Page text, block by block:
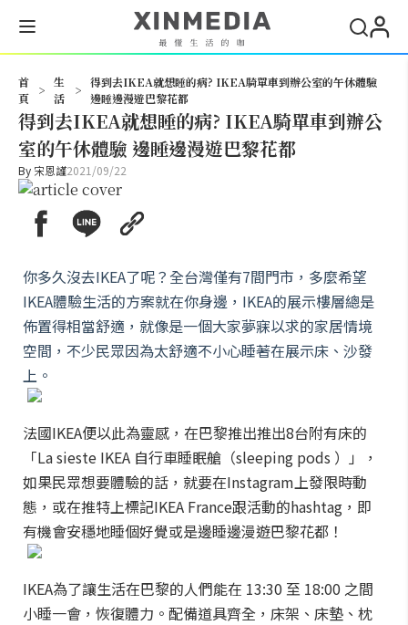
首
頁
>
生
活
>
得到去IKEA就想睡的病? IKEA騎單車到辦公室的午休體驗
邊睡邊漫遊巴黎花都
得到去IKEA就想睡的病? IKEA騎單車到辦公
室的午休體驗 邊睡邊漫遊巴黎花都
By 宋恩謹2021/09/22
你多久沒去IKEA了呢？全台灣僅有7間門市，多麼希望
IKEA體驗生活的方案就在你身邊，IKEA的展示樓層總是
佈置得相當舒適，就像是一個大家夢寐以求的家居情境
空間，不少民眾因為太舒適不小心睡著在展示床、沙發
上。
法國IKEA便以此為靈感，在巴黎推出推出8台附有床的
「La sieste IKEA 自行車睡眠艙（sleeping pods ）」，
如果民眾想要體驗的話，就要在Instagram上發限時動
態，或在推特上標記IKEA France跟活動的hashtag，即
有機會安穩地睡個好覺或是邊睡邊漫遊巴黎花都！
IKEA為了讓生活在巴黎的人們能在 13:30 至 18:00 之間
小睡一會，恢復體力。配備道具齊全，床架、床墊、枕